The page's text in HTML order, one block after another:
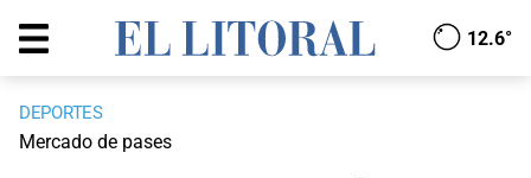
12.6°
DEPORTES
Mercado de pases